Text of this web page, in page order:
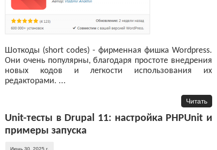
Шоткоды (short codes) - фирменная фишка Wordpress.
Они очень популярны, благодаря простоте внедрения
новых кодов и легкости использования их
редакторами. ...
Читать
Unit-тесты в Drupal 11: настройка PHPUnit и
примеры запуска
Июнь 30, 2025 г.